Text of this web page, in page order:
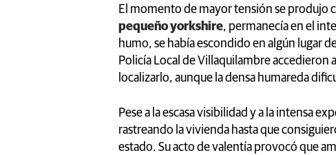
El momento de mayor tensión se produjo
pequeño yorkshire, permanecía en el
humo, se había escondido en algún lugar
Policía Local de Villaquilambre
localizarlo, aunque la densa humareda
Pese a la escasa visibilidad y a la intensa
rastreando la vivienda hasta que
estado. Su acto de valentía provocó que